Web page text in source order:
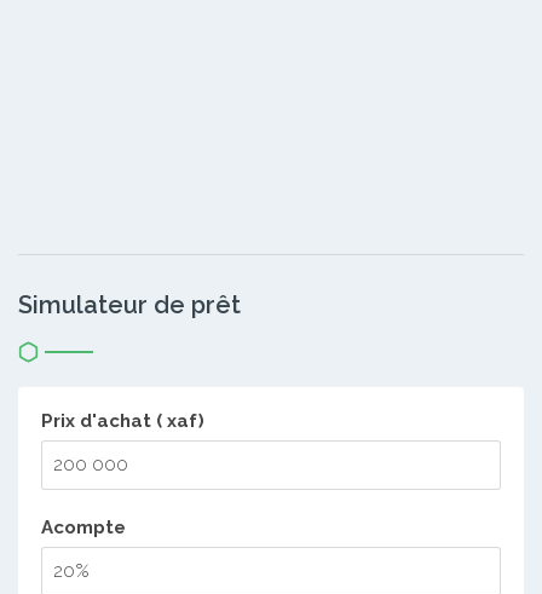
Simulateur de prêt
Prix d'achat ( xaf)
Acompte